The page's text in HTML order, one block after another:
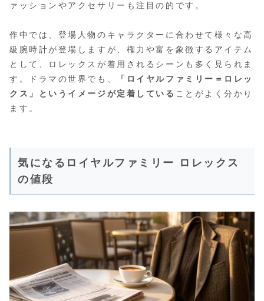
ァッションやアクセサリーも注目の的です。
作中では、登場人物のキャラクターに合わせて様々な高
級腕時計が登場しますが、権力や富を象徴するアイテム
として、ロレックスが着用されるシーンも多く見られま
す。ドラマの世界でも、
「ロイヤルファミリー＝ロレッ
クス」というイメージが定着している ことがよく分かり
ます。
気になるロイヤルファミリー ロレックス
の値段